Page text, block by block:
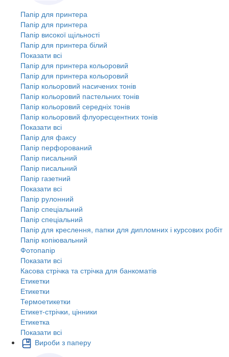
Папір для принтера
Папір для принтера
Папір високої щільності
Папір для принтера білий
Показати всі
Папір для принтера кольоровий
Папір для принтера кольоровий
Папір кольоровий насичених тонів
Папір кольоровий пастельних тонів
Папір кольоровий середніх тонів
Папір кольоровий флуоресцентних тонів
Показати всі
Папір для факсу
Папір перфорований
Папір писальний
Папір писальний
Папір газетний
Показати всі
Папір рулонний
Папір спеціальний
Папір спеціальний
Папір для креслення, папки для дипломних і курсових робіт
Папір копіювальний
Фотопапір
Показати всі
Касова стрічка та стрічка для банкоматів
Етикетки
Етикетки
Термоетикетки
Етикет-стрічки, цінники
Етикетка
Показати всі
Вироби з паперу